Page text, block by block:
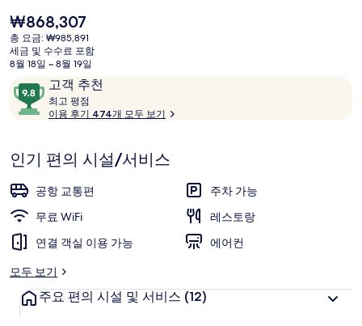
리5분, 코튼 트리 드라이브 트램 정류장에서는 6분 거리에 있어 대중 교
통편을 이용하기 편리합니다.
현
재
가
격
₩868,307
₩868,307
총 요금: ₩985,891
세금 및 수수료 포함
8월 18일 ~ 8월 19일
이
용
후
고객 추천
10
점
만
중
9.8
점,
객
추
최고 평점
고
점
이용 후기 474개 모두 보기
인기 편의 시설/서비스
공항 교통편
주차 가능
무료 WiFi
레스토랑
연결 객실 이용 가능
에어컨
모두 보기
주요 편의 시설 및 서비스 (12)